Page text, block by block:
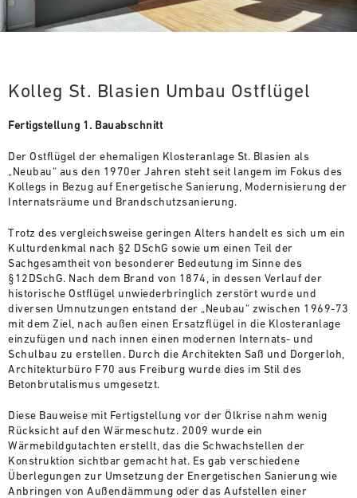
Kolleg St. Blasien Umbau Ostflügel
Fertigstellung 1. Bauabschnitt
Der Ostflügel der ehemaligen Klosteranlage St. Blasien als
„Neubau“ aus den 1970er Jahren steht seit langem im Fokus des
Kollegs in Bezug auf Energetische Sanierung, Modernisierung der
Internatsräume und Brandschutzsanierung.
Trotz des vergleichsweise geringen Alters handelt es sich um ein
Kulturdenkmal nach §2 DSchG sowie um einen Teil der
Sachgesamtheit von besonderer Bedeutung im Sinne des
§12DSchG. Nach dem Brand von 1874, in dessen Verlauf der
historische Ostflügel unwiederbringlich zerstört wurde und
diversen Umnutzungen entstand der „Neubau“ zwischen 1969-73
mit dem Ziel, nach außen einen Ersatzflügel in die Klosteranlage
einzufügen und nach innen einen modernen Internats- und
Schulbau zu erstellen. Durch die Architekten Saß und Dorgerloh,
Architekturbüro F70 aus Freiburg wurde dies im Stil des
Betonbrutalismus umgesetzt.
Diese Bauweise mit Fertigstellung vor der Ölkrise nahm wenig
Rücksicht auf den Wärmeschutz. 2009 wurde ein
Wärmebildgutachten erstellt, das die Schwachstellen der
Konstruktion sichtbar gemacht hat. Es gab verschiedene
Überlegungen zur Umsetzung der Energetischen Sanierung wie
Anbringen von Außendämmung oder das Aufstellen einer